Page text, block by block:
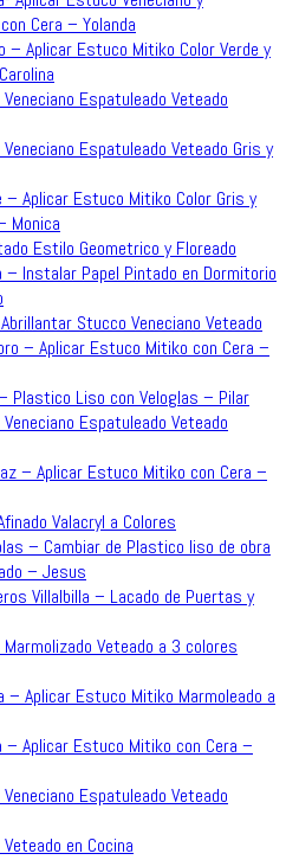
Cera – Yolanda
– Aplicar Estuco Mitiko Color Verde y
Espatuleado Veteado
Espatuleado Veteado Gris y
Aplicar Estuco Mitiko Color Gris y
Monica
Estilo Geometrico y Floreado
– Instalar Papel Pintado en Dormitorio
Stucco Veneciano Veteado
– Aplicar Estuco Mitiko con Cera –
Plastico Liso con Veloglas – Pilar
Espatuleado Veteado
– Aplicar Estuco Mitiko con Cera –
Valacryl a Colores
– Cambiar de Plastico liso de obra
– Jesus
Villalbilla – Lacado de Puertas y
Veteado a 3 colores
– Aplicar Estuco Mitiko Marmoleado a
– Aplicar Estuco Mitiko con Cera –
Espatuleado Veteado
en Cocina